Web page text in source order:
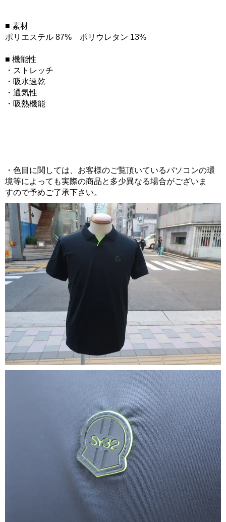
■ 素材
ポリエステル 87% ポリウレタン 13%
■ 機能性
・ストレッチ
・吸水速乾
・通気性
・吸熱機能
・色目に関しては、お客様のご覧頂いているパソコンの環
境等によっても実際の商品と多少異なる場合がございま
すので予めご了承下さい。